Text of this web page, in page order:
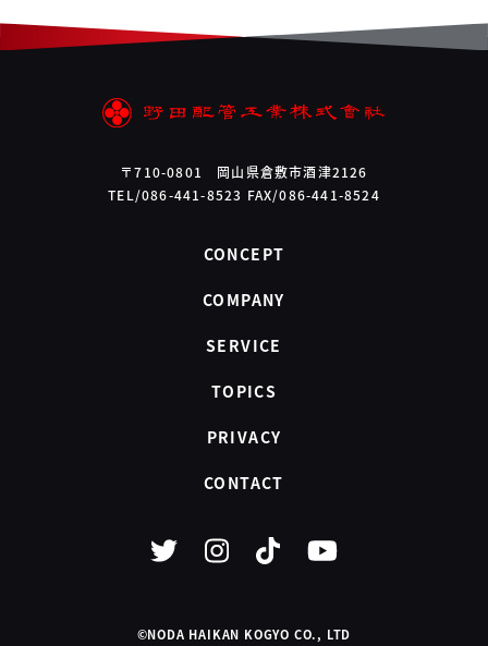
〒710-0801 岡山県倉敷市酒津2126
TEL/086-441-8523 FAX/086-441-8524
CONCEPT
COMPANY
SERVICE
TOPICS
PRIVACY
CONTACT
©NODA HAIKAN KOGYO CO., LTD